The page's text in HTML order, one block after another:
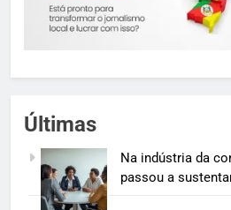
Últimas
Na indústria da
passou a